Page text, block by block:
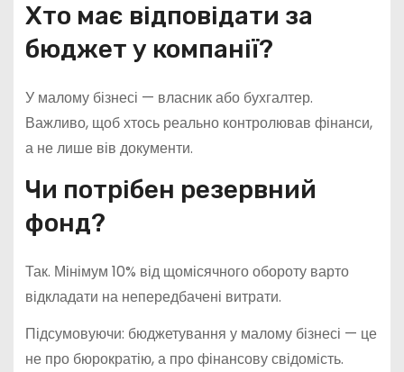
Хто має відповідати за
бюджет у компанії?
У малому бізнесі — власник або бухгалтер.
Важливо, щоб хтось реально контролював фінанси,
а не лише вів документи.
Чи потрібен резервний
фонд?
Так. Мінімум 10% від щомісячного обороту варто
відкладати на непередбачені витрати.
Підсумовуючи: бюджетування у малому бізнесі — це
не про бюрократію, а про фінансову свідомість.